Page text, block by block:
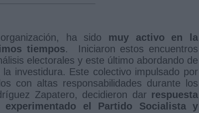
ha sido muy activo en la
tiempos. Iniciaron estos encuentros
electorales y este último abordando de
investidura. Este colectivo impulsado por
con altas responsabilidades durante los
Zapatero, decidieron dar respuesta
el Partido Socialista y